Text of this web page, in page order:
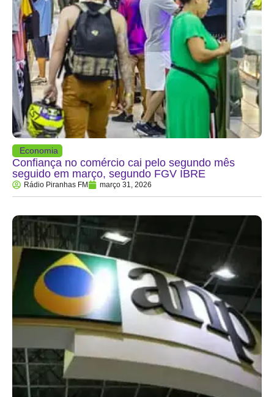
Economia
Confiança no comércio cai pelo segundo mês
seguido em março, segundo FGV IBRE
Rádio Piranhas FM março 31, 2026